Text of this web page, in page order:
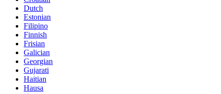
Dutch
Estonian
Filipino
Finnish
Frisian
Galician
Georgian
Gujarati
Haitian
Hausa